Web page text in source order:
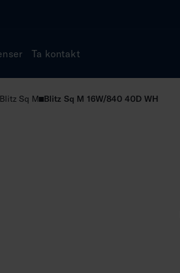
Ta kontakt
Blitz Sq M Blitz Sq M 16W/840 40D WH